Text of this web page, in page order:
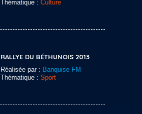
Thématique : Culture
RALLYE DU BÉTHUNOIS 2013
Réalisée par : Banquise FM
Thématique : Sport